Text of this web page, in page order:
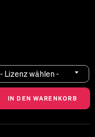
- Lizenz wählen -